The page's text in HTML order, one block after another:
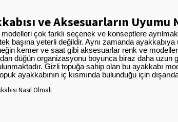
ve Aksesuarların Uyumu
modelleri çok farklı seçenek ve konseptlere
başına yeterli değildir. Aynı zamanda
kemer ve saat gibi aksesuarlar renk ve
düğün organizasyonu boyunca biraz daha uzun
Gizli topuğa sahip olan bu ayakkabı
ayakkabının iç kısmında bulunduğu için
Nasıl Olmalı